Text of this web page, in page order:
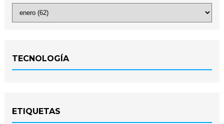
TECNOLOGÍA
ETIQUETAS